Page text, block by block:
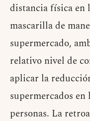
distancia física en
mascarilla de
supermercado,
relativo nivel de
aplicar la
supermercados
personas. La